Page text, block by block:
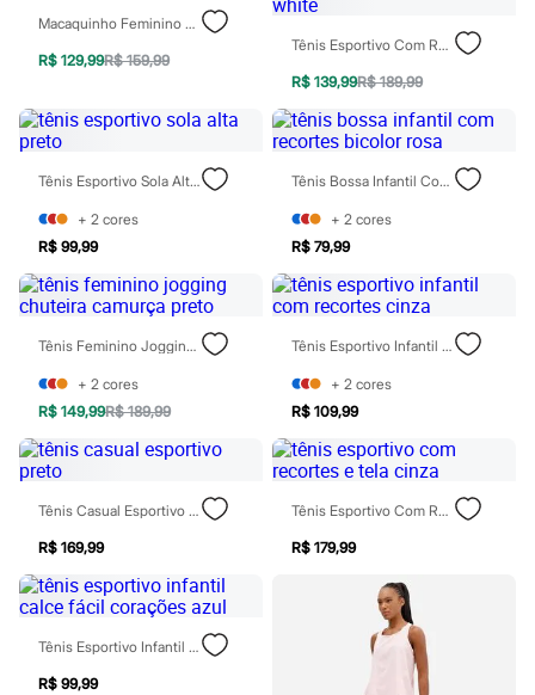
Casacos e Jaquetas
Jeans
Moda esportiva
Infantil
Em alta
Arrumadinho para os meninos
Romântico para as meninas
Inverno
Novidades
Roupas menina
0 a 24 meses
1 a 5 anos
4 a 12 anos
10 a 16 anos
Roupas menino
0 a 24 meses
1 a 5 anos
4 a 12 anos
10 a 16 anos
Acessórios
Recém-nascido
Bolsas e Mochilas
Calçados
Botas
Chinelos
Pantufas
Rasteirinhas
Sandálias
Tênis
Macaquinho Feminino Esportivo Com Bolso Preto
R$ 129,99R$ 159,99
Tênis Esportivo Com Recortes Em Camurça Off White
R$ 139,99R$ 189,99
Tênis Esportivo Sola Alta Preto
+ 2 cores
R$ 99,99
Tênis Bossa Infantil Com Recortes Bicolor Rosa
+ 2 cores
R$ 79,99
Tênis Feminino Jogging Chuteira Camurça Preto
+ 2 cores
R$ 149,99R$ 189,99
Tênis Esportivo Infantil Com Recortes Cinza
+ 2 cores
R$ 109,99
Tênis Casual Esportivo Preto
R$ 169,99
Tênis Esportivo Com Recortes E Tela Cinza
R$ 179,99
Tênis Esportivo Infantil Calce Fácil Corações Azul
R$ 99,99